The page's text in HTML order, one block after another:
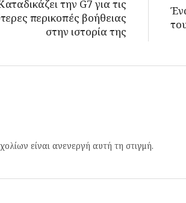
την G7 για τις
περικοπές βοήθειας
στην ιστορία της
είναι ανενεργή αυτή τη στιγμή.